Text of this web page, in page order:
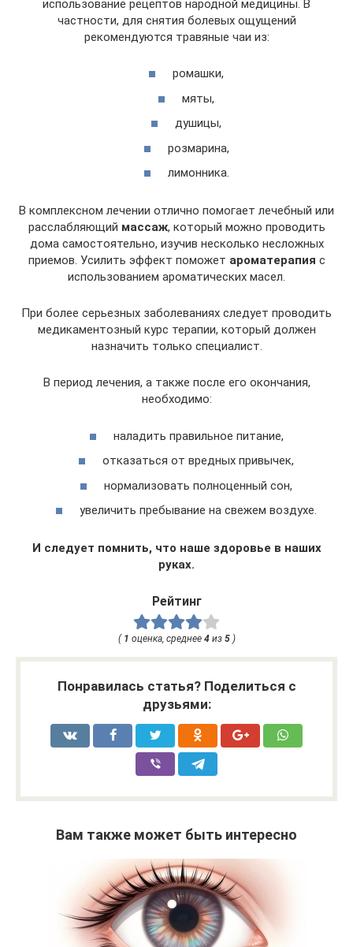
использование рецептов народной медицины. В
частности, для снятия болевых ощущений
рекомендуются травяные чаи из:
ромашки,
мяты,
душицы,
розмарина,
лимонника.
В комплексном лечении отлично помогает лечебный или
расслабляющий массаж, который можно проводить
дома самостоятельно, изучив несколько несложных
приемов. Усилить эффект поможет ароматерапия с
использованием ароматических масел.
При более серьезных заболеваниях следует проводить
медикаментозный курс терапии, который должен
назначить только специалист.
В период лечения, а также после его окончания,
необходимо:
наладить правильное питание,
отказаться от вредных привычек,
нормализовать полноценный сон,
увеличить пребывание на свежем воздухе.
И следует помнить, что наше здоровье в наших
руках.
Рейтинг
( 1 оценка, среднее 4из 5)
Понравилась статья? Поделиться с
друзьями:
Вам также может быть интересно